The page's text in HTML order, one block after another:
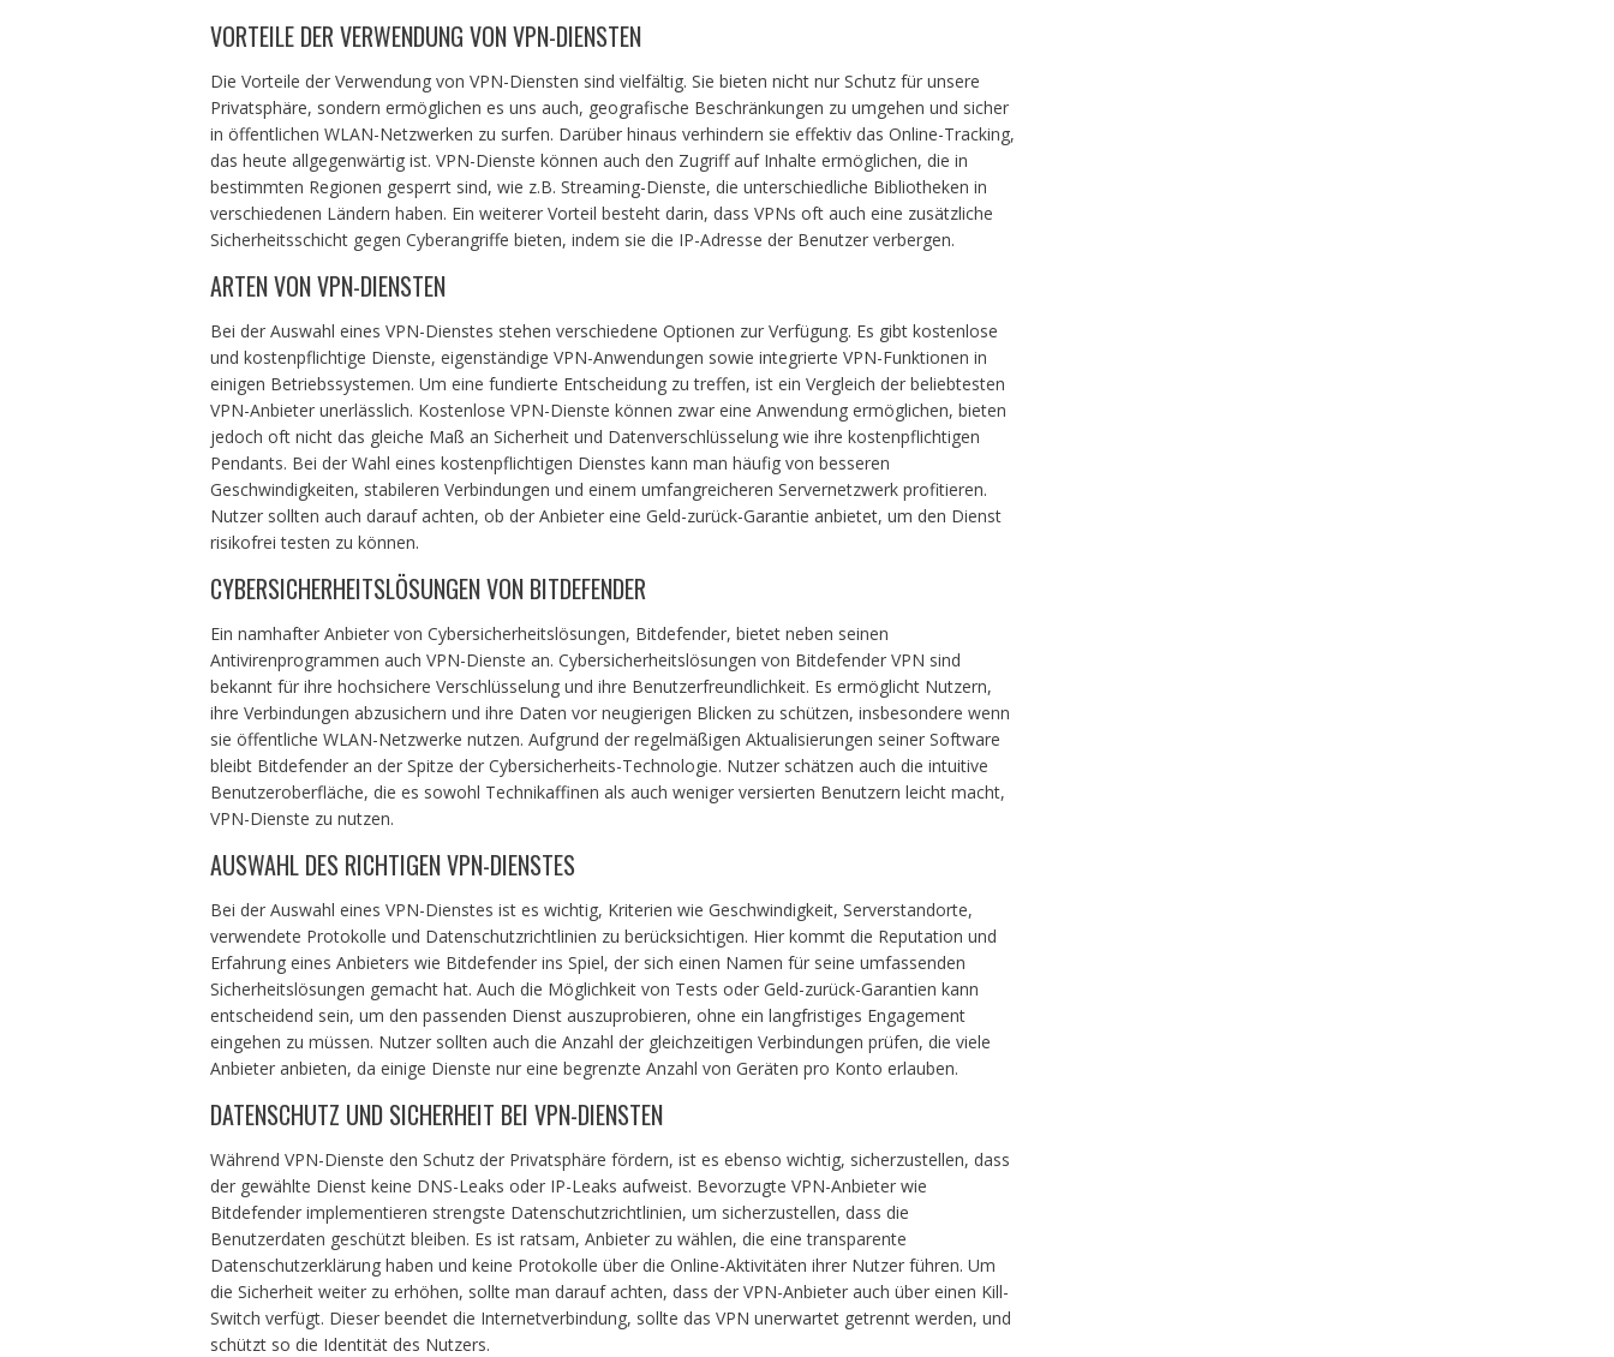
VORTEILE DER VERWENDUNG VON VPN-DIENSTEN
Die Vorteile der Verwendung von VPN-Diensten sind vielfältig. Sie bieten nicht nur Schutz für unsere
Privatsphäre, sondern ermöglichen es uns auch, geografische Beschränkungen zu umgehen und sicher
in öffentlichen WLAN-Netzwerken zu surfen. Darüber hinaus verhindern sie effektiv das Online-Tracking,
das heute allgegenwärtig ist. VPN-Dienste können auch den Zugriff auf Inhalte ermöglichen, die in
bestimmten Regionen gesperrt sind, wie z.B. Streaming-Dienste, die unterschiedliche Bibliotheken in
verschiedenen Ländern haben. Ein weiterer Vorteil besteht darin, dass VPNs oft auch eine zusätzliche
Sicherheitsschicht gegen Cyberangriffe bieten, indem sie die IP-Adresse der Benutzer verbergen.
ARTEN VON VPN-DIENSTEN
Bei der Auswahl eines VPN-Dienstes stehen verschiedene Optionen zur Verfügung. Es gibt kostenlose
und kostenpflichtige Dienste, eigenständige VPN-Anwendungen sowie integrierte VPN-Funktionen in
einigen Betriebssystemen. Um eine fundierte Entscheidung zu treffen, ist ein Vergleich der beliebtesten
VPN-Anbieter unerlässlich. Kostenlose VPN-Dienste können zwar eine Anwendung ermöglichen, bieten
jedoch oft nicht das gleiche Maß an Sicherheit und Datenverschlüsselung wie ihre kostenpflichtigen
Pendants. Bei der Wahl eines kostenpflichtigen Dienstes kann man häufig von besseren
Geschwindigkeiten, stabileren Verbindungen und einem umfangreicheren Servernetzwerk profitieren.
Nutzer sollten auch darauf achten, ob der Anbieter eine Geld-zurück-Garantie anbietet, um den Dienst
risikofrei testen zu können.
CYBERSICHERHEITSLÖSUNGEN VON BITDEFENDER
Ein namhafter Anbieter von Cybersicherheitslösungen, Bitdefender, bietet neben seinen
Antivirenprogrammen auch VPN-Dienste an. Cybersicherheitslösungen von Bitdefender VPN sind
bekannt für ihre hochsichere Verschlüsselung und ihre Benutzerfreundlichkeit. Es ermöglicht Nutzern,
ihre Verbindungen abzusichern und ihre Daten vor neugierigen Blicken zu schützen, insbesondere wenn
sie öffentliche WLAN-Netzwerke nutzen. Aufgrund der regelmäßigen Aktualisierungen seiner Software
bleibt Bitdefender an der Spitze der Cybersicherheits-Technologie. Nutzer schätzen auch die intuitive
Benutzeroberfläche, die es sowohl Technikaffinen als auch weniger versierten Benutzern leicht macht,
VPN-Dienste zu nutzen.
AUSWAHL DES RICHTIGEN VPN-DIENSTES
Bei der Auswahl eines VPN-Dienstes ist es wichtig, Kriterien wie Geschwindigkeit, Serverstandorte,
verwendete Protokolle und Datenschutzrichtlinien zu berücksichtigen. Hier kommt die Reputation und
Erfahrung eines Anbieters wie Bitdefender ins Spiel, der sich einen Namen für seine umfassenden
Sicherheitslösungen gemacht hat. Auch die Möglichkeit von Tests oder Geld-zurück-Garantien kann
entscheidend sein, um den passenden Dienst auszuprobieren, ohne ein langfristiges Engagement
eingehen zu müssen. Nutzer sollten auch die Anzahl der gleichzeitigen Verbindungen prüfen, die viele
Anbieter anbieten, da einige Dienste nur eine begrenzte Anzahl von Geräten pro Konto erlauben.
DATENSCHUTZ UND SICHERHEIT BEI VPN-DIENSTEN
Während VPN-Dienste den Schutz der Privatsphäre fördern, ist es ebenso wichtig, sicherzustellen, dass
der gewählte Dienst keine DNS-Leaks oder IP-Leaks aufweist. Bevorzugte VPN-Anbieter wie
Bitdefender implementieren strengste Datenschutzrichtlinien, um sicherzustellen, dass die
Benutzerdaten geschützt bleiben. Es ist ratsam, Anbieter zu wählen, die eine transparente
Datenschutzerklärung haben und keine Protokolle über die Online-Aktivitäten ihrer Nutzer führen. Um
die Sicherheit weiter zu erhöhen, sollte man darauf achten, dass der VPN-Anbieter auch über einen Kill-
Switch verfügt. Dieser beendet die Internetverbindung, sollte das VPN unerwartet getrennt werden, und
schützt so die Identität des Nutzers.